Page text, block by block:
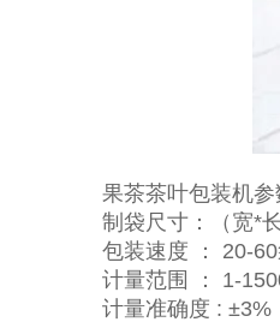
果茶茶叶包装机参
制袋尺寸：（宽*
包装速度 ： 20-
计量范围 ： 1-
计量准确度 : ±3%